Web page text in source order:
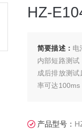
HZ-
简要描述： 电
内部短路测
成后排放测
率可达
产品型号：